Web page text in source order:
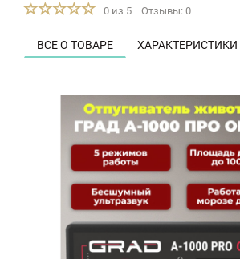
0 из 5 Отзывы: 0
ВСЕ О ТОВАРЕ ХАРАКТЕРИСТИКИ